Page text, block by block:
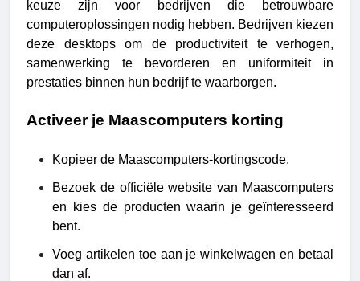
keuze zijn voor bedrijven die betrouwbare
computeroplossingen nodig hebben. Bedrijven kiezen
deze desktops om de productiviteit te verhogen,
samenwerking te bevorderen en uniformiteit in
prestaties binnen hun bedrijf te waarborgen.
Activeer je Maascomputers korting
Kopieer de Maascomputers-kortingscode.
Bezoek de officiële website van Maascomputers
en kies de producten waarin je geïnteresseerd
bent.
Voeg artikelen toe aan je winkelwagen en betaal
dan af.